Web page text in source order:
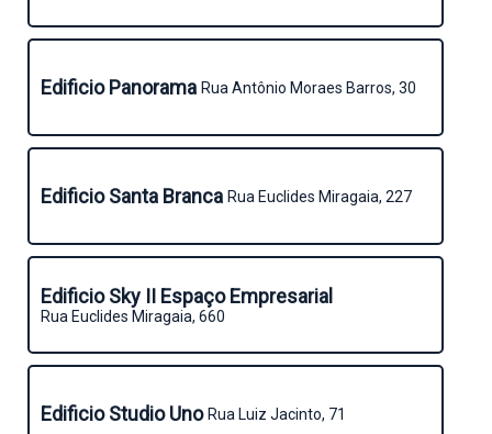
Edificio Panorama Rua Antônio Moraes Barros, 30
Edificio Santa Branca Rua Euclides Miragaia, 227
Edificio Sky II Espaço Empresarial
Rua Euclides Miragaia, 660
Edificio Studio UnoRua Luiz Jacinto, 71